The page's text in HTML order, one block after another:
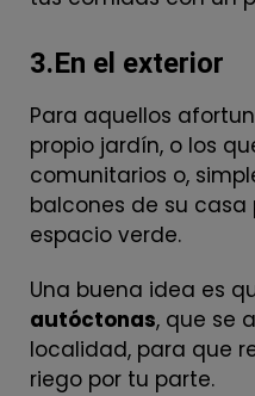
3.En el exterior
Para aquellos
propio jardín, o los
comunitarios o,
balcones de su
espacio verde.
Una buena idea es
autóctonas, que se
localidad, para que
riego por tu parte.